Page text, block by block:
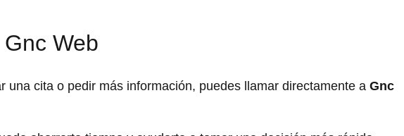
Web
una cita o pedir más información, puedes llamar directamente a Gnc